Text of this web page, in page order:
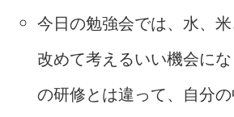
今日の勉強会では、水、米
改めて考えるいい機会に
の研修とは違って、自分